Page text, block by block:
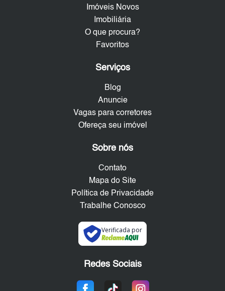
Imóveis Novos
Imobiliária
O que procura?
Favoritos
Serviços
Blog
Anuncie
Vagas para corretores
Ofereça seu imóvel
Sobre nós
Contato
Mapa do Site
Política de Privacidade
Trabalhe Conosco
Verificada por
Redes Sociais